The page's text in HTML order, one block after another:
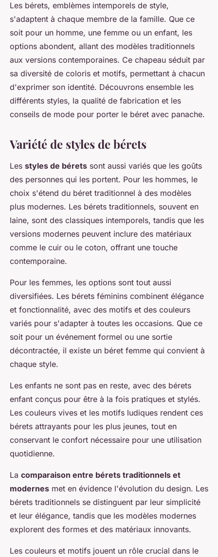
Les bérets, emblèmes intemporels de style,
s'adaptent à chaque membre de la famille. Que ce
soit pour un homme, une femme ou un enfant, les
options abondent, allant des modèles traditionnels
aux versions contemporaines. Ce chapeau séduit par
sa diversité de coloris et motifs, permettant à chacun
d'exprimer son identité. Découvrons ensemble les
différents styles, la qualité de fabrication et les
conseils de mode pour porter le béret avec panache.
Variété de styles de bérets
Les styles de bérets sont aussi variés que les goûts
des personnes qui les portent. Pour les hommes, le
choix s'étend du béret traditionnel à des modèles
plus modernes. Les bérets traditionnels, souvent en
laine, sont des classiques intemporels, tandis que les
versions modernes peuvent inclure des matériaux
comme le cuir ou le coton, offrant une touche
contemporaine.
Pour les femmes, les options sont tout aussi
diversifiées. Les bérets féminins combinent élégance
et fonctionnalité, avec des motifs et des couleurs
variés pour s'adapter à toutes les occasions. Que ce
soit pour un événement formel ou une sortie
décontractée, il existe un béret femme qui convient à
chaque style.
Les enfants ne sont pas en reste, avec des bérets
enfant conçus pour être à la fois pratiques et stylés.
Les couleurs vives et les motifs ludiques rendent ces
bérets attrayants pour les plus jeunes, tout en
conservant le confort nécessaire pour une utilisation
quotidienne.
La comparaison entre bérets traditionnels et
modernes met en évidence l'évolution du design. Les
bérets traditionnels se distinguent par leur simplicité
et leur élégance, tandis que les modèles modernes
explorent des formes et des matériaux innovants.
Les couleurs et motifs jouent un rôle crucial dans le